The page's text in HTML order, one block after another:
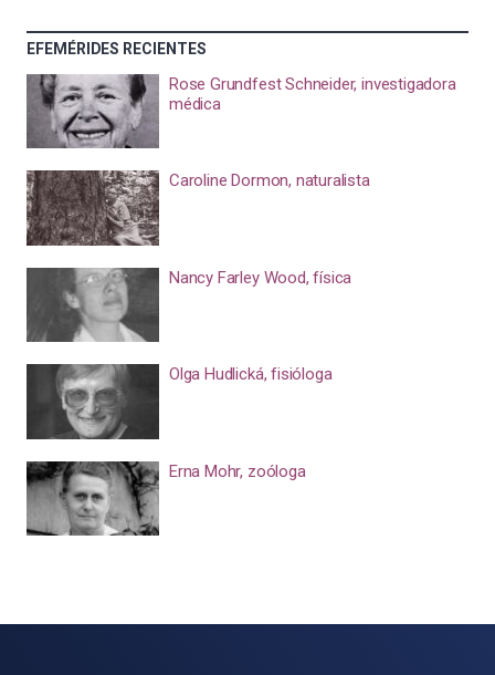
EFEMÉRIDES RECIENTES
Rose Grundfest Schneider, investigadora
médica
Caroline Dormon, naturalista
Nancy Farley Wood, física
Olga Hudlická, fisióloga
Erna Mohr, zoóloga